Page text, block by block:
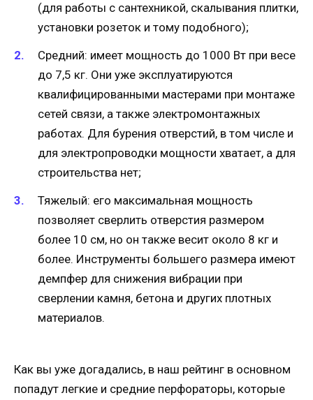
(для работы с сантехникой, скалывания плитки,
установки розеток и тому подобного);
Средний: имеет мощность до 1000 Вт при весе
до 7,5 кг. Они уже эксплуатируются
квалифицированными мастерами при монтаже
сетей связи, а также электромонтажных
работах. Для бурения отверстий, в том числе и
для электропроводки мощности хватает, а для
строительства нет;
Тяжелый: его максимальная мощность
позволяет сверлить отверстия размером
более 10 см, но он также весит около 8 кг и
более. Инструменты большего размера имеют
демпфер для снижения вибрации при
сверлении камня, бетона и других плотных
материалов.
Как вы уже догадались, в наш рейтинг в основном
попадут легкие и средние перфораторы, которые